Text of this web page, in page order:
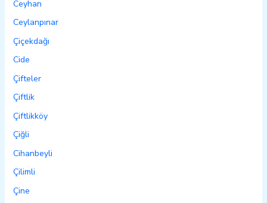
Ceyhan
Ceylanpınar
Çiçekdağı
Cide
Çifteler
Çiftlik
Çiftlikköy
Çiğli
Cihanbeyli
Çilimli
Çine